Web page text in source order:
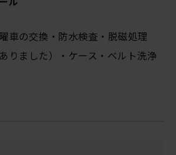
車の交換・防水検査・脱磁処理
りました）・ケース・ベルト洗浄